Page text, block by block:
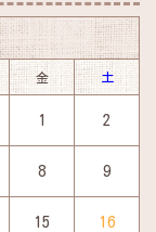
金 土
1 2
8 9
15 16